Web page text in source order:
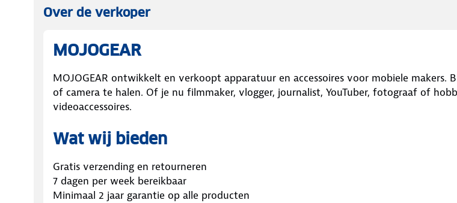
Over de verkoper
MOJOGEAR
MOJOGEAR ontwikkelt en verkoopt apparatuur en accessoires voor mobiele
of camera te halen. Of je nu filmmaker, vlogger, journalist, YouTuber, fotograaf of
videoaccessoires.
Wat wij bieden
Gratis verzending en retourneren
7 dagen per week bereikbaar
Minimaal 2 jaar garantie op alle producten